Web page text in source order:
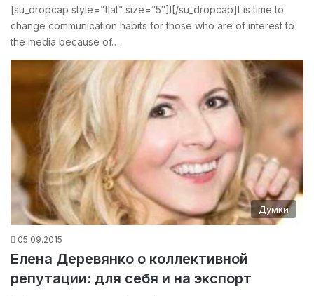
[su_dropcap style=”flat” size=”5″]I[/su_dropcap]t is time to
change communication habits for those who are of interest to
the media because of…
Думки
05.09.2015
Елена Деревянко о коллективной
репутации: для себя и на экспорт